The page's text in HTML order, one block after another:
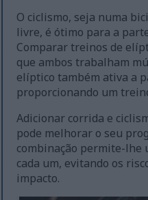
O ciclismo, seja numa
livre, é ótimo para a
Comparar treinos de
que ambos trabalham
elíptico também ativa a
proporcionando um
Adicionar corrida e
pode melhorar o seu
combinação permite-lhe
cada um, evitando os
impacto.